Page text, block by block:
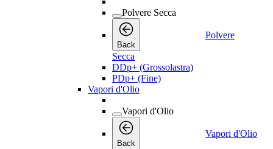
Polvere Secca
Back
Polvere
Secca
DDp+ (Grossolastra)
PDp+ (Fine)
Vapori d'Olio
Vapori d'Olio
Back
Vapori d'Olio